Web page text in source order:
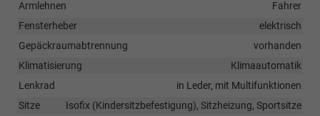
Armlehnen
Fahrer
Fensterheber
elektrisch
Gepäckraumabtrennung
vorhanden
Klimatisierung
Klimaautomatik
Lenkrad
in Leder, mit Multifunktionen
Sitze
Isofix (Kindersitzbefestigung), Sitzheizung, Sportsitze